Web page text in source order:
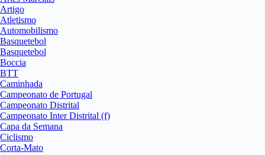
Artigo
Atletismo
Automobilismo
Basquetebol
Basquetebol
Boccia
BTT
Caminhada
Campeonato de Portugal
Campeonato Distrital
Campeonato Inter Distrital (f)
Capa da Semana
Ciclismo
Corta-Mato